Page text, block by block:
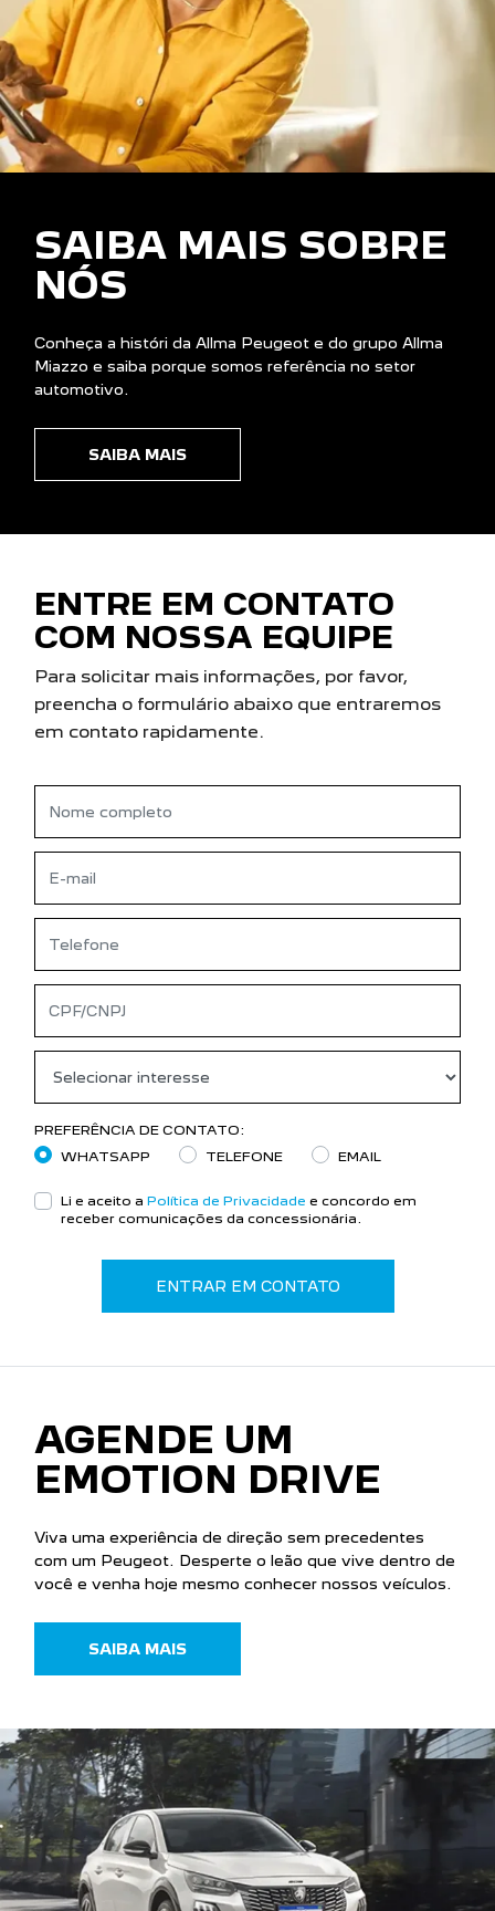
SAIBA MAIS SOBRE
NÓS
Conheça a históri da Allma Peugeot e do grupo Allma
Miazzo e saiba porque somos referência no setor
automotivo.
SAIBA MAIS
ENTRE EM CONTATO
COM NOSSA EQUIPE
Para solicitar mais informações, por favor,
preencha o formulário abaixo que entraremos
em contato rapidamente.
PREFERÊNCIA DE CONTATO:
WHATSAPP
TELEFONE EMAIL
Li e aceito a Política de Privacidade e concordo em
receber comunicações da concessionária.
ENTRAR EM CONTATO
AGENDE UM
EMOTION DRIVE
Viva uma experiência de direção sem precedentes
com um Peugeot. Desperte o leão que vive dentro de
você e venha hoje mesmo conhecer nossos veículos.
SAIBA MAIS